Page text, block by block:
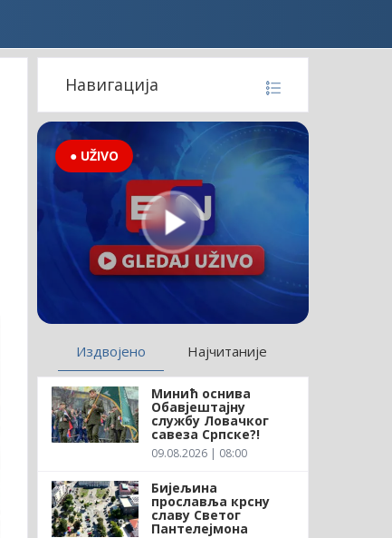
Навигација
● UŽIVO
Издвојено Најчитаније
Минић оснива
Обавјештајну
службу Ловачког
савеза Српске?!
09.08.2026 | 08:00
Бијељина
прославља крсну
славу Светог
Пантелејмона